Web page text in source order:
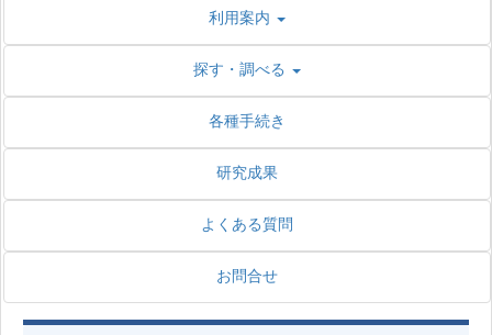
利用案内
探す・調べる
各種手続き
研究成果
よくある質問
お問合せ